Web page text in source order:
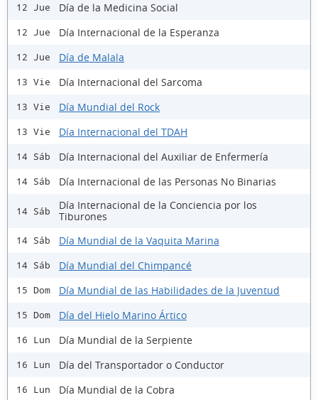
12 Jue Día de la Medicina Social
12 Jue Día Internacional de la Esperanza
12 Jue Día de Malala
13 Vie Día Internacional del Sarcoma
13 Vie Día Mundial del Rock
13 Vie Día Internacional del TDAH
14 Sáb Día Internacional del Auxiliar de Enfermería
14 Sáb Día Internacional de las Personas No Binarias
14 Sáb
Día Internacional de la Conciencia por los
Tiburones
14 Sáb Día Mundial de la Vaquita Marina
14 Sáb Día Mundial del Chimpancé
15 Dom Día Mundial de las Habilidades de la Juventud
15 Dom Día del Hielo Marino Ártico
16 Lun Día Mundial de la Serpiente
16 Lun Día del Transportador o Conductor
16 Lun Día Mundial de la Cobra